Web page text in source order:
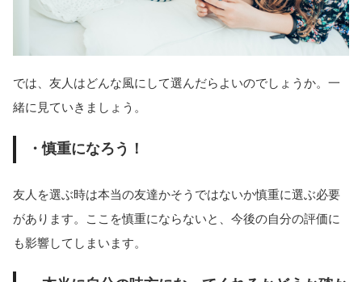
では、友人はどんな風にして選んだらよいのでしょうか。一
緒に見ていきましょう。
・慎重になろう！
友人を選ぶ時は本当の友達かそうではないか慎重に選ぶ必要
があります。ここを慎重にならないと、今後の自分の評価に
も影響してしまいます。